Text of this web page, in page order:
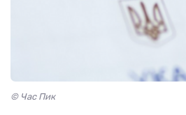
© Час Пик